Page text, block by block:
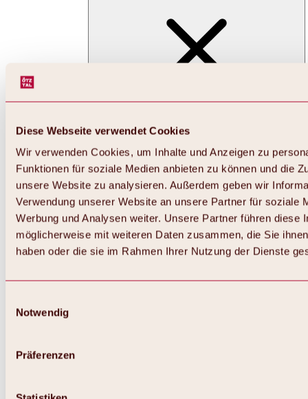
Diese Webseite verwendet Cookies
Wir verwenden Cookies, um Inhalte und Anzeigen zu
Funktionen für soziale Medien anbieten zu können und die
unsere Website zu analysieren. Außerdem geben wir
Verwendung unserer Website an unsere Partner für soziale
Werbung und Analysen weiter. Unsere Partner führen diese
möglicherweise mit weiteren Daten zusammen, die Sie
haben oder die sie im Rahmen Ihrer Nutzung der Dienste
Notwendig
Präferenzen